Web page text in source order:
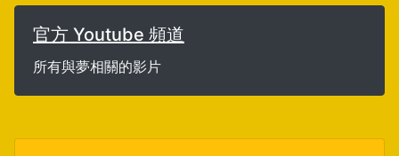
官方 Youtube 頻道
所有與夢相關的影片